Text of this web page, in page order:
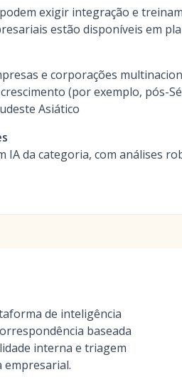
exigir integração e
estão disponíveis em
e corporações
(por exemplo, pós-
Asiático
IA da categoria, com análises
de inteligência
baseada
interna e triagem
empresarial.